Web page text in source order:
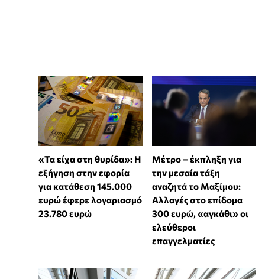
«Τα είχα στη θυρίδα»: Η
εξήγηση στην εφορία
για κατάθεση 145.000
ευρώ έφερε λογαριασμό
23.780 ευρώ
Μέτρο – έκπληξη για
την μεσαία τάξη
αναζητά το Μαξίμου:
Αλλαγές στο επίδομα
300 ευρώ, «αγκάθι» οι
ελεύθεροι
επαγγελματίες